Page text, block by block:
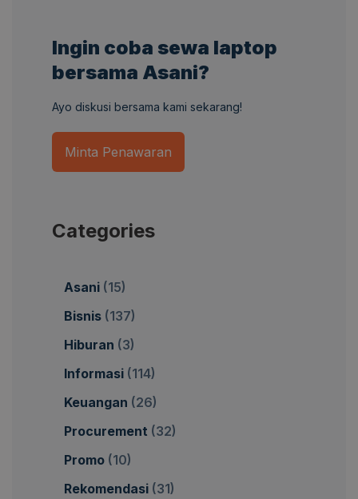
Ingin coba sewa laptop
bersama Asani?
Ayo diskusi bersama kami sekarang!
Minta Penawaran
Categories
Asani (15)
Bisnis (137)
Hiburan (3)
Informasi (114)
Keuangan (26)
Procurement (32)
Promo (10)
Rekomendasi (31)